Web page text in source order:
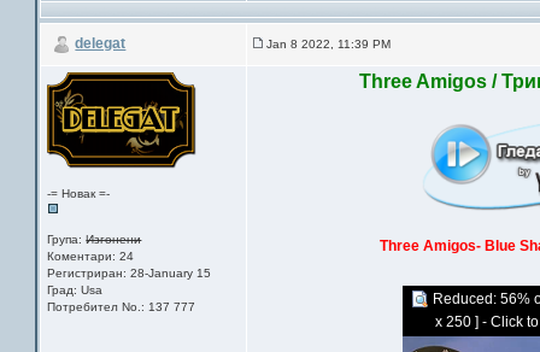
delegat Jan 8 2022, 11:39 PM
-= Новак =-
Група:Изгонени
Коментари: 24
Регистриран: 28-January 15
Град: Usa
Потребител No.: 137 777
Three Amigos /
Three Amigos- Blue
Reduced: 56%
x 250 ] - Click